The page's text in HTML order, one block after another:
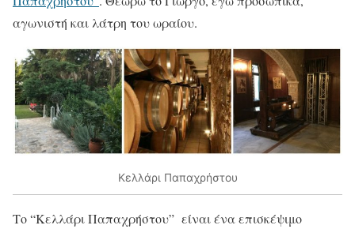
αγωνιστή και λάτρη του ωραίου.
Κελλάρι Παπαχρήστου
Το “Κελλάρι Παπαχρήστου” είναι ένα επισκέψιμο